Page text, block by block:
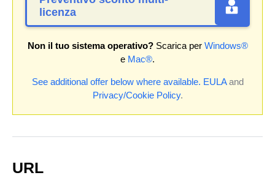
licenza
Non il tuo sistema operativo?Scarica per Windows®
e Mac®.
See additional offer below where available. EULAand
Privacy/Cookie Policy.
URL